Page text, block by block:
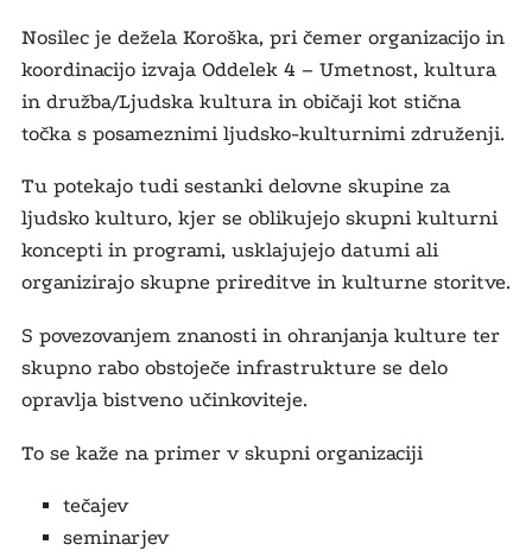
Nosilec je dežela Koroška, pri čemer organizacijo in
koordinacijo izvaja Oddelek 4 – Umetnost, kultura
in družba/Ljudska kultura in običaji kot stična
točka s posameznimi ljudsko-kulturnimi združenji.
Tu potekajo tudi sestanki delovne skupine za
ljudsko kulturo, kjer se oblikujejo skupni kulturni
koncepti in programi, usklajujejo datumi ali
organizirajo skupne prireditve in kulturne storitve.
S povezovanjem znanosti in ohranjanja kulture ter
skupno rabo obstoječe infrastrukture se delo
opravlja bistveno učinkoviteje.
To se kaže na primer v skupni organizaciji
tečajev
seminarjev